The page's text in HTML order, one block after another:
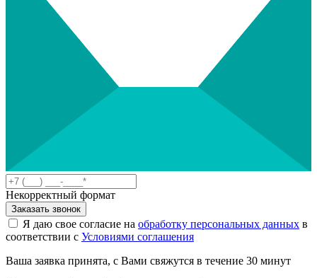
Некорректный формат
Заказать звонок
Я даю свое согласие на обработку персональных данных в
соответствии с Условиями соглашения
Ваша заявка принята, с Вами свяжутся в течение 30 минут